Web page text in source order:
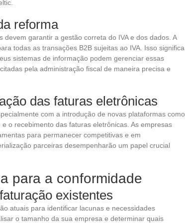
reforma
garantir a gestão correta do IVA e dos dados. A
todas as transações B2B sujeitas ao IVA. Isso significa
sistemas de informação podem gerenciar essas
pela administração fiscal de maneira precisa e
das faturas eletrônicas
com a introdução de novas plataformas como
o recebimento das faturas eletrônicas. As empresas
para permanecer competitivas e em
parceiras desempenharão um papel crucial
para a conformidade
existentes
atuais para identificar lacunas e necessidades
o tamanho da sua empresa e determinar quais